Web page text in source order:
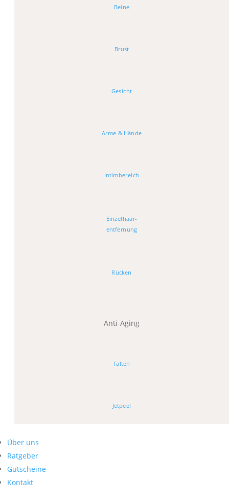
Beine
Brust
Gesicht
Arme & Hände
Intimbereich
Einzelhaar-
entfernung
Rücken
Anti-Aging
Falten
Jetpeel
Über uns
Ratgeber
Gutscheine
Kontakt